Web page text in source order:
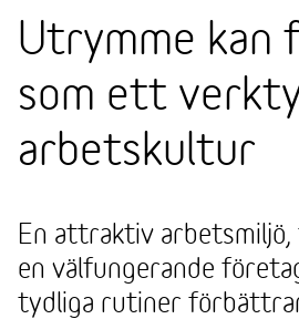
Utrymme kan
som ett
arbetskultur
En attraktiv arbetsmiljö,
en välfungerande
tydliga rutiner